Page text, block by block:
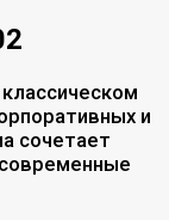
и
сочетает